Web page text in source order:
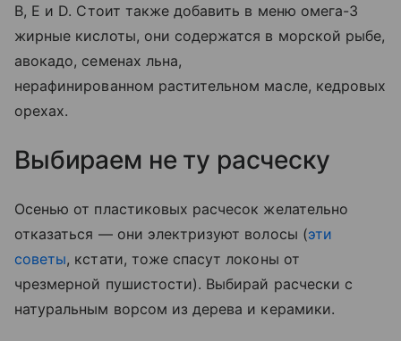
В, Е и D. Стоит также добавить в меню омега-3
жирные кислоты, они содержатся в морской рыбе,
авокадо, семенах льна,
нерафинированном растительном масле, кедровых
орехах.
Выбираем не ту расческу
Осенью от пластиковых расчесок желательно
отказаться — они электризуют волосы (эти
советы, кстати, тоже спасут локоны от
чрезмерной пушистости). Выбирай расчески с
натуральным ворсом из дерева и керамики.